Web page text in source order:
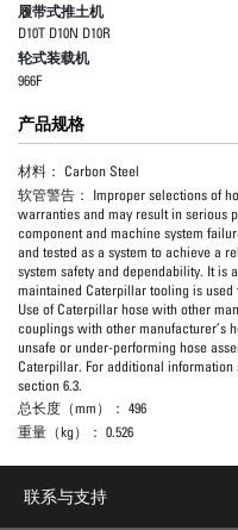
履带式推土机
D10T D10N D10R
轮式装载机
966F
产品规格
材料： Carbon Steel
软管警告： Improper selections of
warranties and may result in serious
component and machine system
and tested as a system to achieve a
system safety and dependability. It is
maintained Caterpillar tooling is
Use of Caterpillar hose with other
couplings with other manufacturer’s
unsafe or under-performing hose
Caterpillar. For additional information
section 6.3.
总长度（mm）： 496
重量（kg）： 0.526
联系与支持